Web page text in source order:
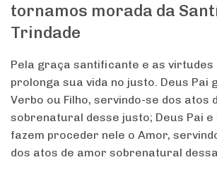
tornamos morada da
Trindade
Pela graça santificante e as virtudes
prolonga sua vida no justo. Deus Pai
Verbo ou Filho, servindo-se dos atos
sobrenatural desse justo; Deus Pai e
fazem proceder nele o Amor,
dos atos de amor sobrenatural